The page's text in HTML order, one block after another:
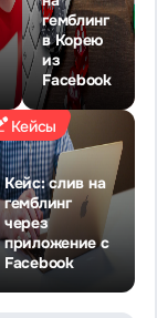
гемблинг
в Корею
из
Facebook
Кейсы
Кейс: слив на
гемблинг
через
приложение с
Facebook